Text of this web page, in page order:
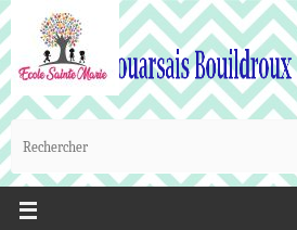
Passer
au
contenu